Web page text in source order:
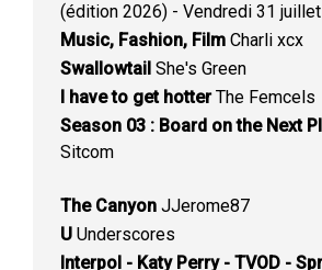
(édition 2026) - Vendredi 31 juillet
Music, Fashion, Film Charli xcx
Swallowtail She's Green
I have to get hotterThe Femcels
Season 03 : Board on the Next
Sitcom
The Canyon JJerome87
U Underscores
Interpol - Katy Perry - TVOD -